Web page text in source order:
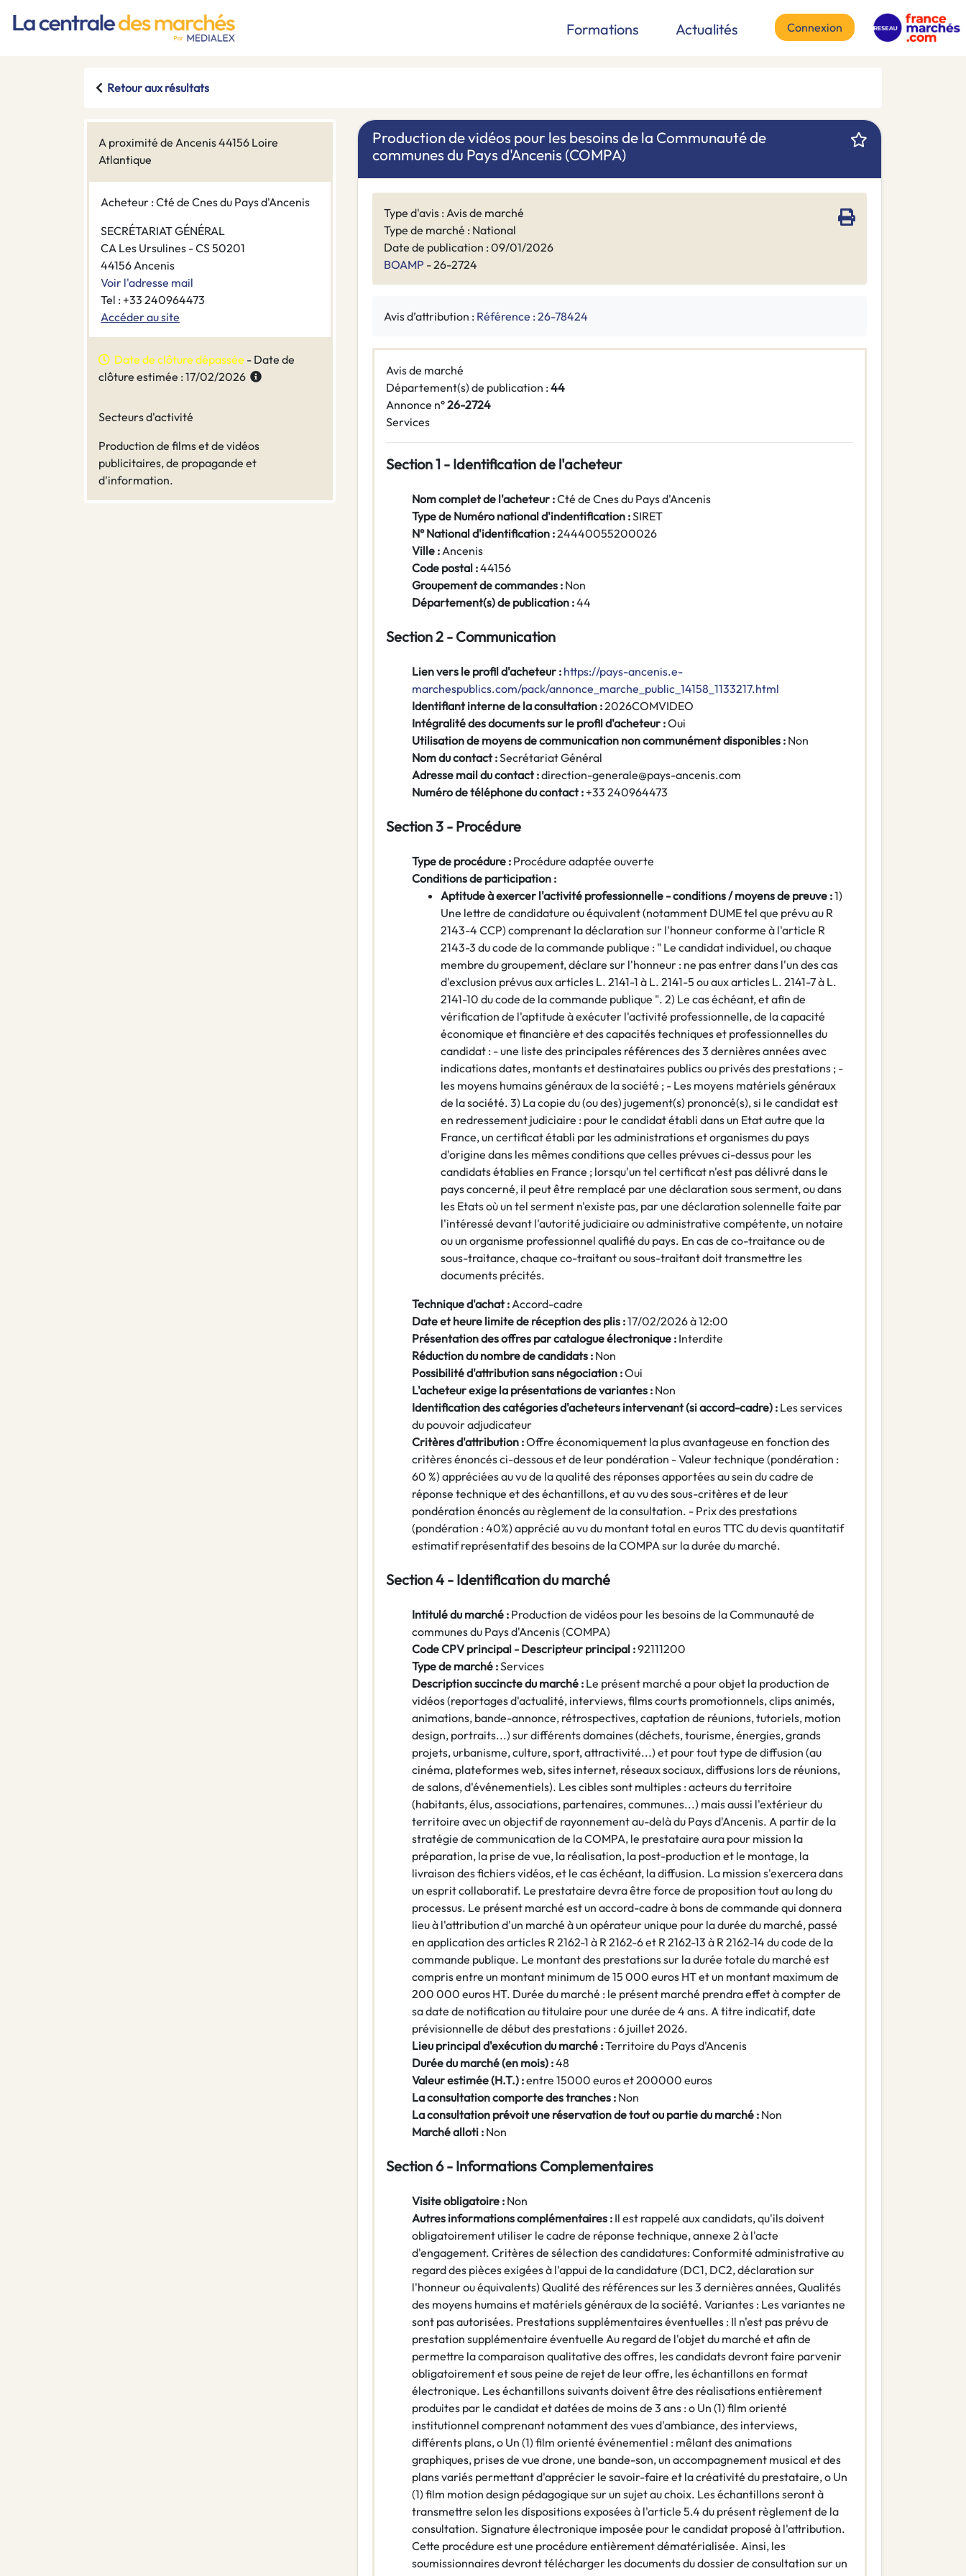
Formations Actualités Connexion
Retour aux résultats
A proximité de Ancenis 44156 Loire
Atlantique
Acheteur : Cté de Cnes du Pays d'Ancenis
SECRÉTARIAT GÉNÉRAL
CA Les Ursulines - CS 50201
44156 Ancenis
Voir l'adresse mail
Tel : +33 240964473
Accéder au site
Date de clôture dépassée - Date de
clôture estimée : 17/02/2026
Secteurs d'activité
Production de films et de vidéos
publicitaires, de propagande et
d'information.
Production de vidéos pour les besoins de la Communauté de
communes du Pays d'Ancenis (COMPA)
Type d'avis : Avis de marché
Type de marché : National
Date de publication : 09/01/2026
BOAMP - 26-2724
Avis d’attribution : Référence : 26-78424
Avis de marché
Département(s) de publication : 44
Annonce n°26-2724
Services
Section 1 - Identification de l'acheteur
Nom complet de l'acheteur :Cté de Cnes du Pays d'Ancenis
Type de Numéro national d'indentification :SIRET
N° National d'identification :24440055200026
Ville :Ancenis
Code postal :44156
Groupement de commandes : Non
Département(s) de publication :44
Section 2 - Communication
Lien vers le profil d'acheteur : https://pays-ancenis.e-
marchespublics.com/pack/annonce_marche_public_14158_1133217.html
Identifiant interne de la consultation :2026COMVIDEO
Intégralité des documents sur le profil d'acheteur :Oui
Utilisation de moyens de communication non communément disponibles : Non
Nom du contact :Secrétariat Général
Adresse mail du contact :direction-generale@pays-ancenis.com
Numéro de téléphone du contact : +33 240964473
Section 3 - Procédure
Type de procédure : Procédure adaptée ouverte
Conditions de participation :
Aptitude à exercer l'activité professionnelle - conditions / moyens de preuve :1)
Une lettre de candidature ou équivalent (notamment DUME tel que prévu au R
2143-4 CCP) comprenant la déclaration sur l'honneur conforme à l'article R
2143-3 du code de la commande publique : " Le candidat individuel, ou chaque
membre du groupement, déclare sur l'honneur : ne pas entrer dans l'un des cas
d'exclusion prévus aux articles L. 2141-1 à L. 2141-5 ou aux articles L. 2141-7 à L.
2141-10 du code de la commande publique ". 2) Le cas échéant, et afin de
vérification de l'aptitude à exécuter l'activité professionnelle, de la capacité
économique et financière et des capacités techniques et professionnelles du
candidat : - une liste des principales références des 3 dernières années avec
indications dates, montants et destinataires publics ou privés des prestations ; -
les moyens humains généraux de la société ; - Les moyens matériels généraux
de la société. 3) La copie du (ou des) jugement(s) prononcé(s), si le candidat est
en redressement judiciaire : pour le candidat établi dans un Etat autre que la
France, un certificat établi par les administrations et organismes du pays
d'origine dans les mêmes conditions que celles prévues ci-dessus pour les
candidats établies en France ; lorsqu'un tel certificat n'est pas délivré dans le
pays concerné, il peut être remplacé par une déclaration sous serment, ou dans
les Etats où un tel serment n'existe pas, par une déclaration solennelle faite par
l'intéressé devant l'autorité judiciaire ou administrative compétente, un notaire
ou un organisme professionnel qualifié du pays. En cas de co-traitance ou de
sous-traitance, chaque co-traitant ou sous-traitant doit transmettre les
documents précités.
Technique d'achat :Accord-cadre
Date et heure limite de réception des plis :17/02/2026 à 12:00
Présentation des offres par catalogue électronique : Interdite
Réduction du nombre de candidats : Non
Possibilité d'attribution sans négociation :Oui
L'acheteur exige la présentations de variantes : Non
Identification des catégories d'acheteurs intervenant (si accord-cadre) : Les services
du pouvoir adjudicateur
Critères d'attribution :Offre économiquement la plus avantageuse en fonction des
critères énoncés ci-dessous et de leur pondération - Valeur technique (pondération :
60 %) appréciées au vu de la qualité des réponses apportées au sein du cadre de
réponse technique et des échantillons, et au vu des sous-critères et de leur
pondération énoncés au règlement de la consultation. - Prix des prestations
(pondération : 40%) apprécié au vu du montant total en euros TTC du devis quantitatif
estimatif représentatif des besoins de la COMPA sur la durée du marché.
Section 4 - Identification du marché
Intitulé du marché : Production de vidéos pour les besoins de la Communauté de
communes du Pays d'Ancenis (COMPA)
Code CPV principal - Descripteur principal :92111200
Type de marché :Services
Description succincte du marché : Le présent marché a pour objet la production de
vidéos (reportages d'actualité, interviews, films courts promotionnels, clips animés,
animations, bande-annonce, rétrospectives, captation de réunions, tutoriels, motion
design, portraits...) sur différents domaines (déchets, tourisme, énergies, grands
projets, urbanisme, culture, sport, attractivité...) et pour tout type de diffusion (au
cinéma, plateformes web, sites internet, réseaux sociaux, diffusions lors de réunions,
de salons, d'événementiels). Les cibles sont multiples : acteurs du territoire
(habitants, élus, associations, partenaires, communes...) mais aussi l'extérieur du
territoire avec un objectif de rayonnement au-delà du Pays d'Ancenis. A partir de la
stratégie de communication de la COMPA, le prestataire aura pour mission la
préparation, la prise de vue, la réalisation, la post-production et le montage, la
livraison des fichiers vidéos, et le cas échéant, la diffusion. La mission s'exercera dans
un esprit collaboratif. Le prestataire devra être force de proposition tout au long du
processus. Le présent marché est un accord-cadre à bons de commande qui donnera
lieu à l'attribution d'un marché à un opérateur unique pour la durée du marché, passé
en application des articles R 2162-1 à R 2162-6 et R 2162-13 à R 2162-14 du code de la
commande publique. Le montant des prestations sur la durée totale du marché est
compris entre un montant minimum de 15 000 euros HT et un montant maximum de
200 000 euros HT. Durée du marché : le présent marché prendra effet à compter de
sa date de notification au titulaire pour une durée de 4 ans. A titre indicatif, date
prévisionnelle de début des prestations : 6 juillet 2026.
Lieu principal d'exécution du marché :Territoire du Pays d'Ancenis
Durée du marché (en mois) :48
Valeur estimée (H.T.) :entre 15000 euros et 200000 euros
La consultation comporte des tranches : Non
La consultation prévoit une réservation de tout ou partie du marché : Non
Marché alloti : Non
Section 6 - Informations Complementaires
Visite obligatoire : Non
Autres informations complémentaires : Il est rappelé aux candidats, qu'ils doivent
obligatoirement utiliser le cadre de réponse technique, annexe 2 à l'acte
d'engagement. Critères de sélection des candidatures: Conformité administrative au
regard des pièces exigées à l'appui de la candidature (DC1, DC2, déclaration sur
l'honneur ou équivalents) Qualité des références sur les 3 dernières années, Qualités
des moyens humains et matériels généraux de la société. Variantes : Les variantes ne
sont pas autorisées. Prestations supplémentaires éventuelles : Il n'est pas prévu de
prestation supplémentaire éventuelle Au regard de l'objet du marché et afin de
permettre la comparaison qualitative des offres, les candidats devront faire parvenir
obligatoirement et sous peine de rejet de leur offre, les échantillons en format
électronique. Les échantillons suivants doivent être des réalisations entièrement
produites par le candidat et datées de moins de 3 ans : o Un (1) film orienté
institutionnel comprenant notamment des vues d'ambiance, des interviews,
différents plans, o Un (1) film orienté événementiel : mêlant des animations
graphiques, prises de vue drone, une bande-son, un accompagnement musical et des
plans variés permettant d'apprécier le savoir-faire et la créativité du prestataire, o Un
(1) film motion design pédagogique sur un sujet au choix. Les échantillons seront à
transmettre selon les dispositions exposées à l'article 5.4 du présent règlement de la
consultation. Signature électronique imposée pour le candidat proposé à l'attribution.
Cette procédure est une procédure entièrement dématérialisée. Ainsi, les
soumissionnaires devront télécharger les documents du dossier de consultation sur un